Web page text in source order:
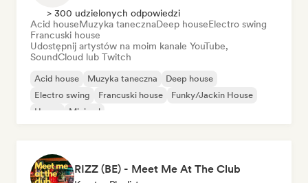
> 300 udzielonych odpowiedzi
Acid houseMuzyka tanecznaDeep houseElectro swing
Francuski house
Udostępnij artystów na moim kanale YouTube,
SoundCloud lub Twitch
Acid house Muzyka taneczna
Deep house
Electro swing
Francuski house
Funky/Jackin House
House
Minimal
RIZZ (BE) - Meet Me At The Club